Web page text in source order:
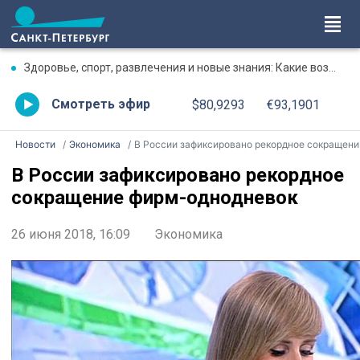
Здоровье, спорт, развлечения и новые знания: Какие возможности Петербург даёт людям серебряного возраста
Смотреть эфир $80,9293 €93,1901
Новости Экономика В России зафиксировано рекордное сокращение фирм-однодневок
В России зафиксировано рекордное
сокращение фирм-однодневок
26 июня 2018, 16:09 Экономика